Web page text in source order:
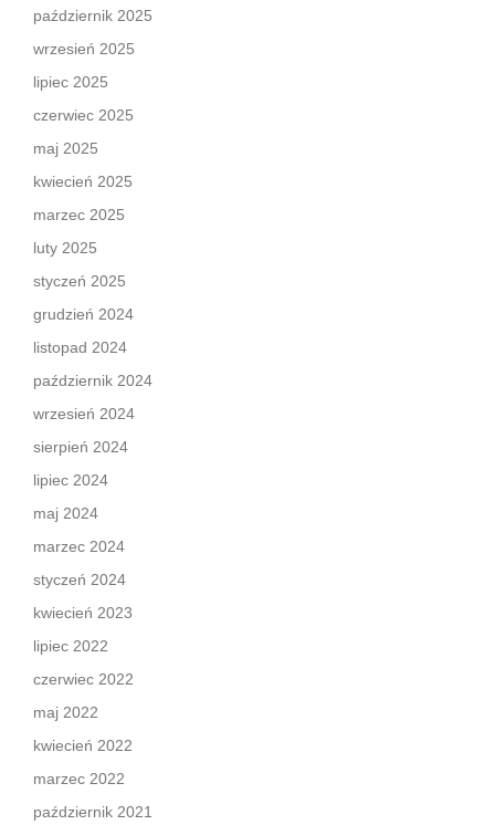
październik 2025
wrzesień 2025
lipiec 2025
czerwiec 2025
maj 2025
kwiecień 2025
marzec 2025
luty 2025
styczeń 2025
grudzień 2024
listopad 2024
październik 2024
wrzesień 2024
sierpień 2024
lipiec 2024
maj 2024
marzec 2024
styczeń 2024
kwiecień 2023
lipiec 2022
czerwiec 2022
maj 2022
kwiecień 2022
marzec 2022
październik 2021